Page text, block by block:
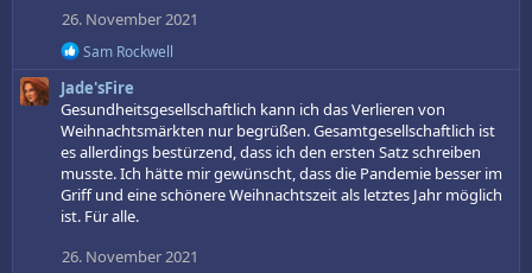
o
n
e
n
:
26. November 2021
R
e
a
k
t
o
n
e
n
Sam Rockwell
Jade'sFire
Gesundheitsgesellschaftlich kann ich das Verlieren von
Weihnachtsmärkten nur begrüßen. Gesamtgesellschaftlich ist
es allerdings bestürzend, dass ich den ersten Satz schreiben
musste. Ich hätte mir gewünscht, dass die Pandemie besser im
Griff und eine schönere Weihnachtszeit als letztes Jahr möglich
ist. Für alle.
26. November 2021